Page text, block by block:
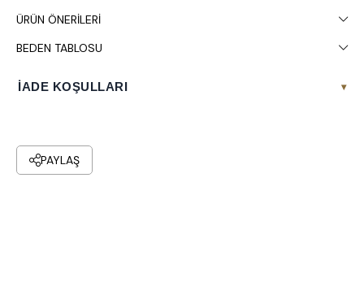
ÜRÜN ÖNERILERI
BEDEN TABLOSU
İADE KOŞULLARI ▾
PAYLAŞ